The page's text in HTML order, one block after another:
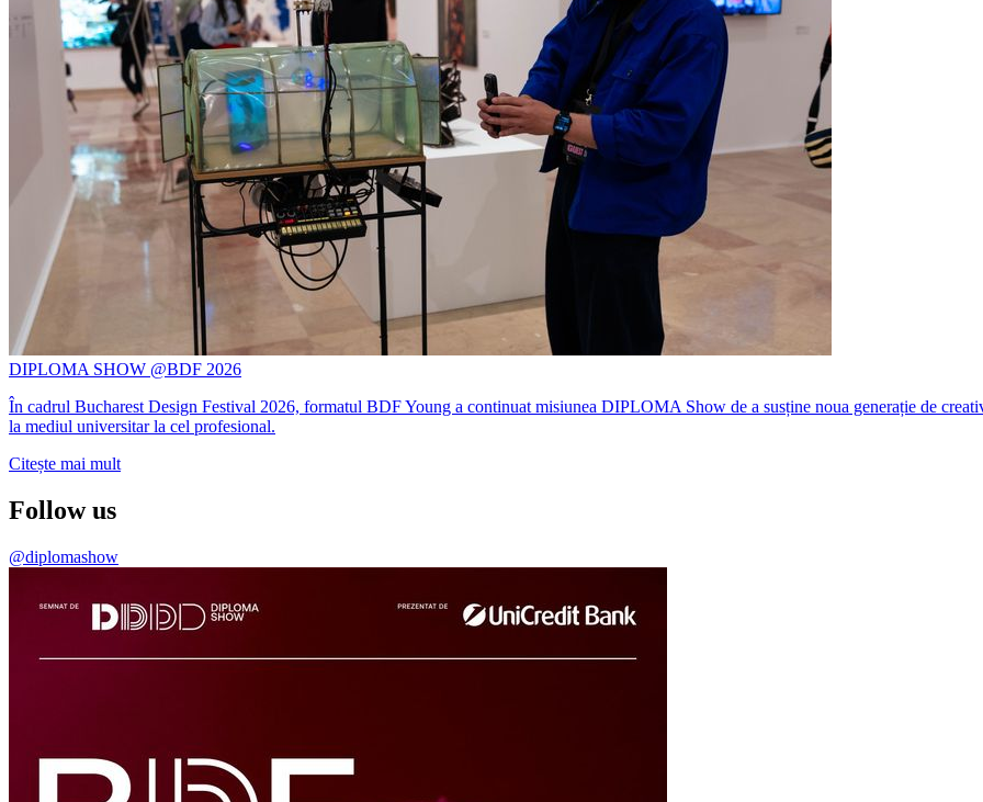
DIPLOMA SHOW @BDF 2026
În cadrul Bucharest Design Festival 2026, formatul BDF Young a continuat misiunea DIPLOMA Show de a susține noua generație de
la mediul universitar la cel profesional.
Citește mai mult
Follow us
@diplomashow